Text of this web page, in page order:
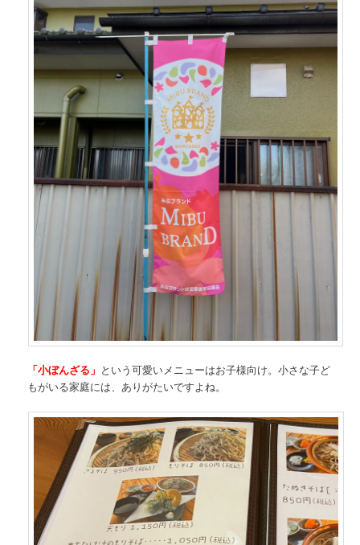
「小ぼんざる」 という可愛いメニューはお子様向け。小さな子ど
もがいる家庭には、ありがたいですよね。